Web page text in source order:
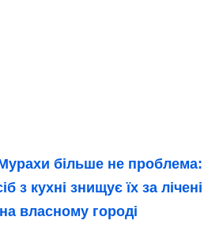
більше не проблема:
з кухні знищує їх за лічені
власному городі